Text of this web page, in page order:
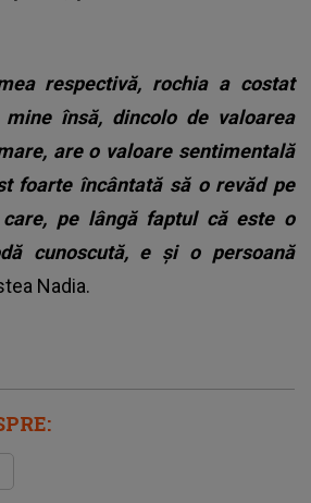
respectivă, rochia a costat
mine însă, dincolo de valoarea
are o valoare sentimentală
foarte încântată să o revăd pe
care, pe lângă faptul că este o
cunoscută, e şi o persoană
Nadia.